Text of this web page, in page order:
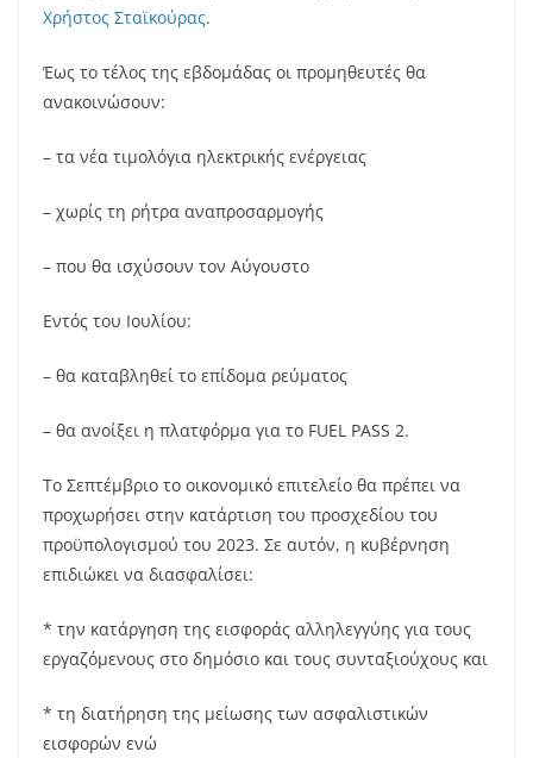
Χρήστος Σταϊκούρας.
Έως το τέλος της εβδομάδας οι προμηθευτές θα
ανακοινώσουν:
– τα νέα τιμολόγια ηλεκτρικής ενέργειας
– χωρίς τη ρήτρα αναπροσαρμογής
– που θα ισχύσουν τον Αύγουστο
Εντός του Ιουλίου:
– θα καταβληθεί το επίδομα ρεύματος
– θα ανοίξει η πλατφόρμα για το FUEL PASS 2.
Το Σεπτέμβριο το οικονομικό επιτελείο θα πρέπει να
προχωρήσει στην κατάρτιση του προσχεδίου του
προϋπολογισμού του 2023. Σε αυτόν, η κυβέρνηση
επιδιώκει να διασφαλίσει:
* την κατάργηση της εισφοράς αλληλεγγύης για τους
εργαζόμενους στο δημόσιο και τους συνταξιούχους και
* τη διατήρηση της μείωσης των ασφαλιστικών
εισφορών ενώ